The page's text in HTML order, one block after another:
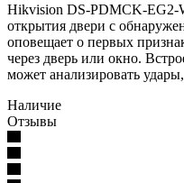
Hikvision DS-PDMCK-EG2-
открытия двери с
оповещает о первых
через дверь или окно.
может анализировать
Наличие
Отзывы